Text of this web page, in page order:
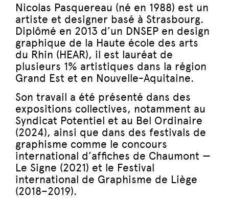
Nicolas Pasquereau (né en 1988) est un
artiste et designer basé à Strasbourg.
Diplômé en 2013 d’un DNSEP en design
graphique de la Haute école des arts
du Rhin (HEAR), il est lauréat de
plusieurs 1% artistiques dans la région
Grand Est et en Nouvelle-Aquitaine.
Son travail a été présenté dans des
expositions collectives, notamment au
Syndicat Potentiel et au Bel Ordinaire
(2024), ainsi que dans des festivals de
graphisme comme le concours
international d’affiches de Chaumont —
Le Signe (2021) et le Festival
international de Graphisme de Liège
(2018–2019).